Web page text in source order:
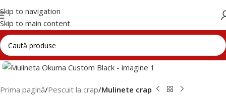
Skip to navigation
Skip to main content
Click to enlarge
Prima pagină Pescuit la crap Mulinete crap